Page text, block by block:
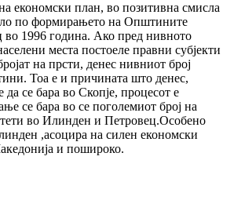
економски план, во позитивна смисла
по формирањето на Општините
1996 година. Ако пред нивното
места постоеле правни субјекти
на прсти, денес нивниот број
Тоа е и причината што денес,
се бара во Скопје, процесот е
се бара во се поголемиот број на
во Илинден и Петровец.Особено
,асоцира на силен економски
и пошироко.